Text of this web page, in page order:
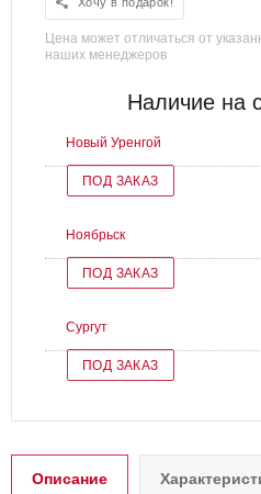
Хочу в подарок!
Цена может отличаться от
наших менеджеров
Наличие на
Новый Уренгой
ПОД ЗАКАЗ
Ноябрьск
ПОД ЗАКАЗ
Сургут
ПОД ЗАКАЗ
Описание